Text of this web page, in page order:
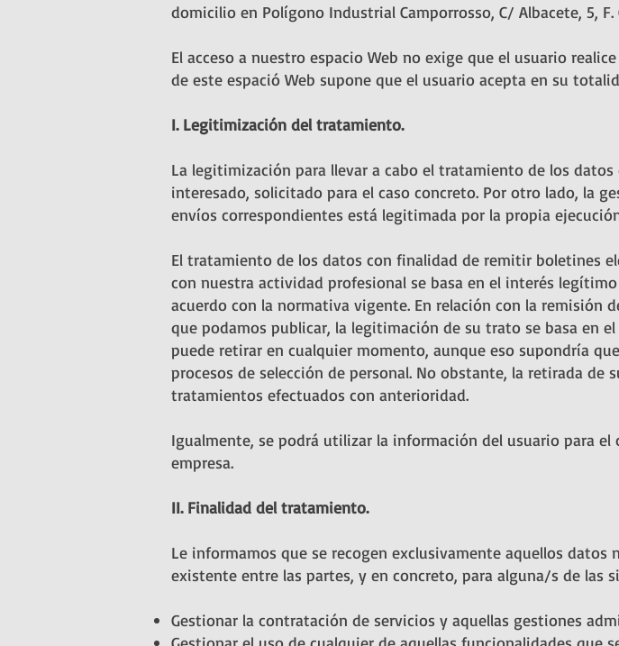
domicilio en Polígono Industrial Camporrosso, C/ Albacete, 5,
El acceso a nuestro espacio Web no exige que el usuario
de este espació Web supone que el usuario acepta en su
I. Legitimización del tratamiento.
La legitimización para llevar a cabo el tratamiento de los
interesado, solicitado para el caso concreto. Por otro lado, la
envíos correspondientes está legitimada por la propia
El tratamiento de los datos con finalidad de remitir boletines
con nuestra actividad profesional se basa en el interés
acuerdo con la normativa vigente. En relación con la remisión
que podamos publicar, la legitimación de su trato se basa en
puede retirar en cualquier momento, aunque eso supondría
procesos de selección de personal. No obstante, la retirada
tratamientos efectuados con anterioridad.
Igualmente, se podrá utilizar la información del usuario para
empresa.
II. Finalidad del tratamiento.
Le informamos que se recogen exclusivamente aquellos datos
existente entre las partes, y en concreto, para alguna/s de las
Gestionar la contratación de servicios y aquellas gestiones